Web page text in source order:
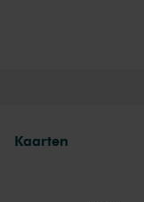
Kaarten